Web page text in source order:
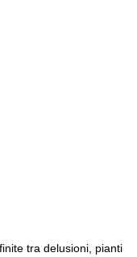
tra delusioni, pianti